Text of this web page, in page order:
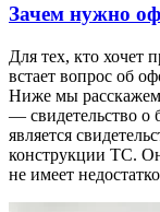
Зачем нужно
Для тех, кто хочет
встает вопрос об
Ниже мы
— свидетельство о
является
конструкции ТС.
не имеет